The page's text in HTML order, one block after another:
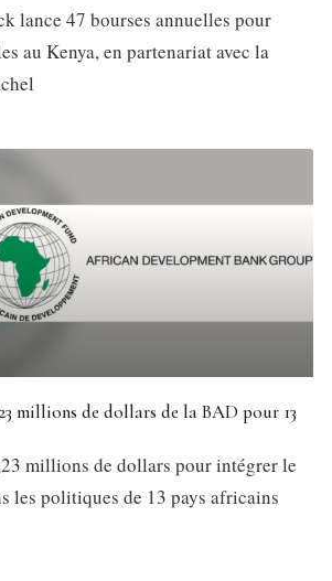
lance 47 bourses annuelles pour
au Kenya, en partenariat avec la
millions de dollars de la BAD pour 13
millions de dollars pour intégrer le
les politiques de 13 pays africains